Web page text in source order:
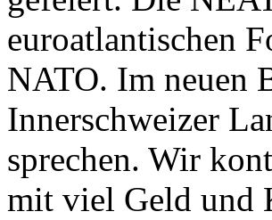
euroatlantischen
NATO. Im neuen
Innerschweizer
sprechen. Wir
mit viel Geld und